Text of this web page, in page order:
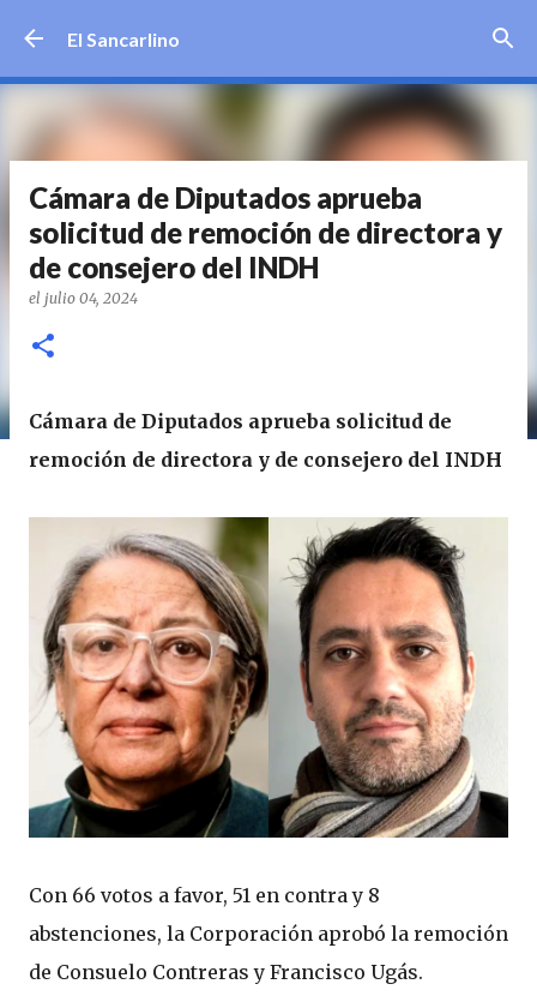
El Sancarlino
Cámara de Diputados aprueba
solicitud de remoción de directora y
de consejero del INDH
el julio 04, 2024
Cámara de Diputados aprueba solicitud de
remoción de directora y de consejero del INDH
Con 66 votos a favor, 51 en contra y 8
abstenciones, la Corporación aprobó la remoción
de Consuelo Contreras y Francisco Ugás.